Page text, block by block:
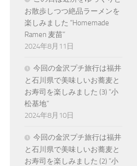
お散歩しつつ絶品ラーメンを
楽しみました “Homemade
Ramen 麦苗”
2024年8月11日
今回の金沢プチ旅行は福井
と石川県で美味しいお蕎麦と
お寿司を楽しみました (3) “小
松基地”
2024年8月10日
今回の金沢プチ旅行は福井
と石川県で美味しいお蕎麦と
お寿司を楽しみました (2) “小